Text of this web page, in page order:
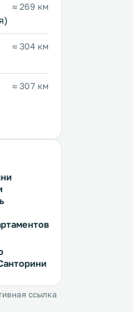
≈ 269 км
≈ 304 км
≈ 307 км
ссылка